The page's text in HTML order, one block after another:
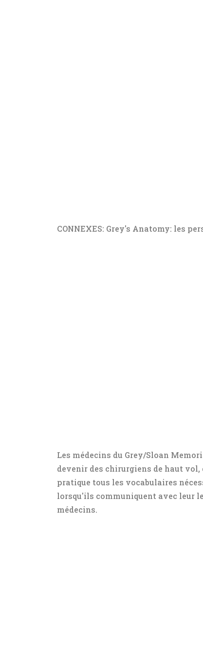
CONNEXES: Grey's Anatomy: les
Les médecins du Grey/Sloan
devenir des chirurgiens de haut
pratique tous les vocabulaires
lorsqu'ils communiquent avec leur
médecins.